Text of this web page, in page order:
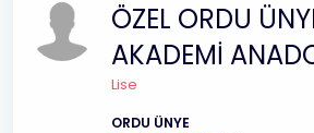
ÖZEL ORDU
AKADEMİ
Lise
ORDU ÜNYE